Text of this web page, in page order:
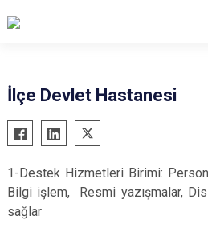
Ayvalık
Balya
Bandırma
Bigadiç
İlçe Devlet Hastanesi
1-Destek Hizmetleri Birimi:
Bilgi işlem, Resmi yazışmalar,
sağlar